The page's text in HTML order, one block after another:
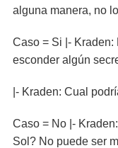
alguna manera, no
Caso = Si |-
esconder algún
|- Kraden: Cual
Caso = No |-
Sol? No puede ser